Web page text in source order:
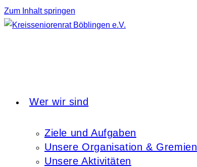
Zum Inhalt springen
Wer wir sind
Ziele und Aufgaben
Unsere Organisation & Gremien
Unsere Aktivitäten